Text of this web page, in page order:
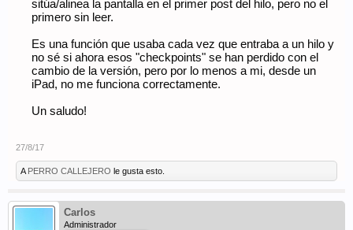
sitúa/alinea la pantalla en el primer post del hilo, pero no el
primero sin leer.
Es una función que usaba cada vez que entraba a un hilo y
no sé si ahora esos "checkpoints" se han perdido con el
cambio de la versión, pero por lo menos a mi, desde un
iPad, no me funciona correctamente.
Un saludo!
27/8/17
A PERRO CALLEJERO le gusta esto.
Carlos
Administrador